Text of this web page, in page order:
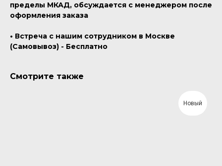
пределы МКАД, обсуждается с менеджером после
оформления заказа
• Встреча с нашим сотрудником в Москве
(Самовывоз) - Бесплатно
Смотрите также
Новый